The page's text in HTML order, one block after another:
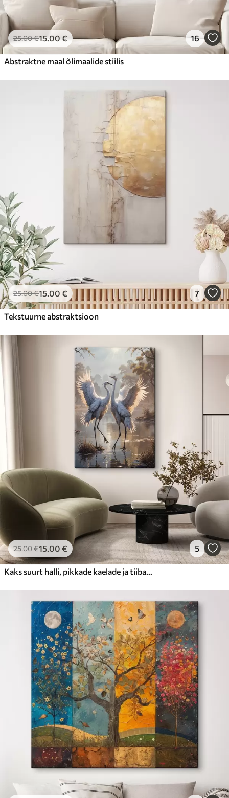
25.00€15.00€ 16
Abstraktne maal õlimaalide stiilis
25.00€15.00 € 7
Tekstuurne abstraktsioon
25.00€15.00 € 5
Kaks suurt halli, pikkade kaelade ja tiibadega kraanat, mis seisavad puudest ümbritsetud udujärves